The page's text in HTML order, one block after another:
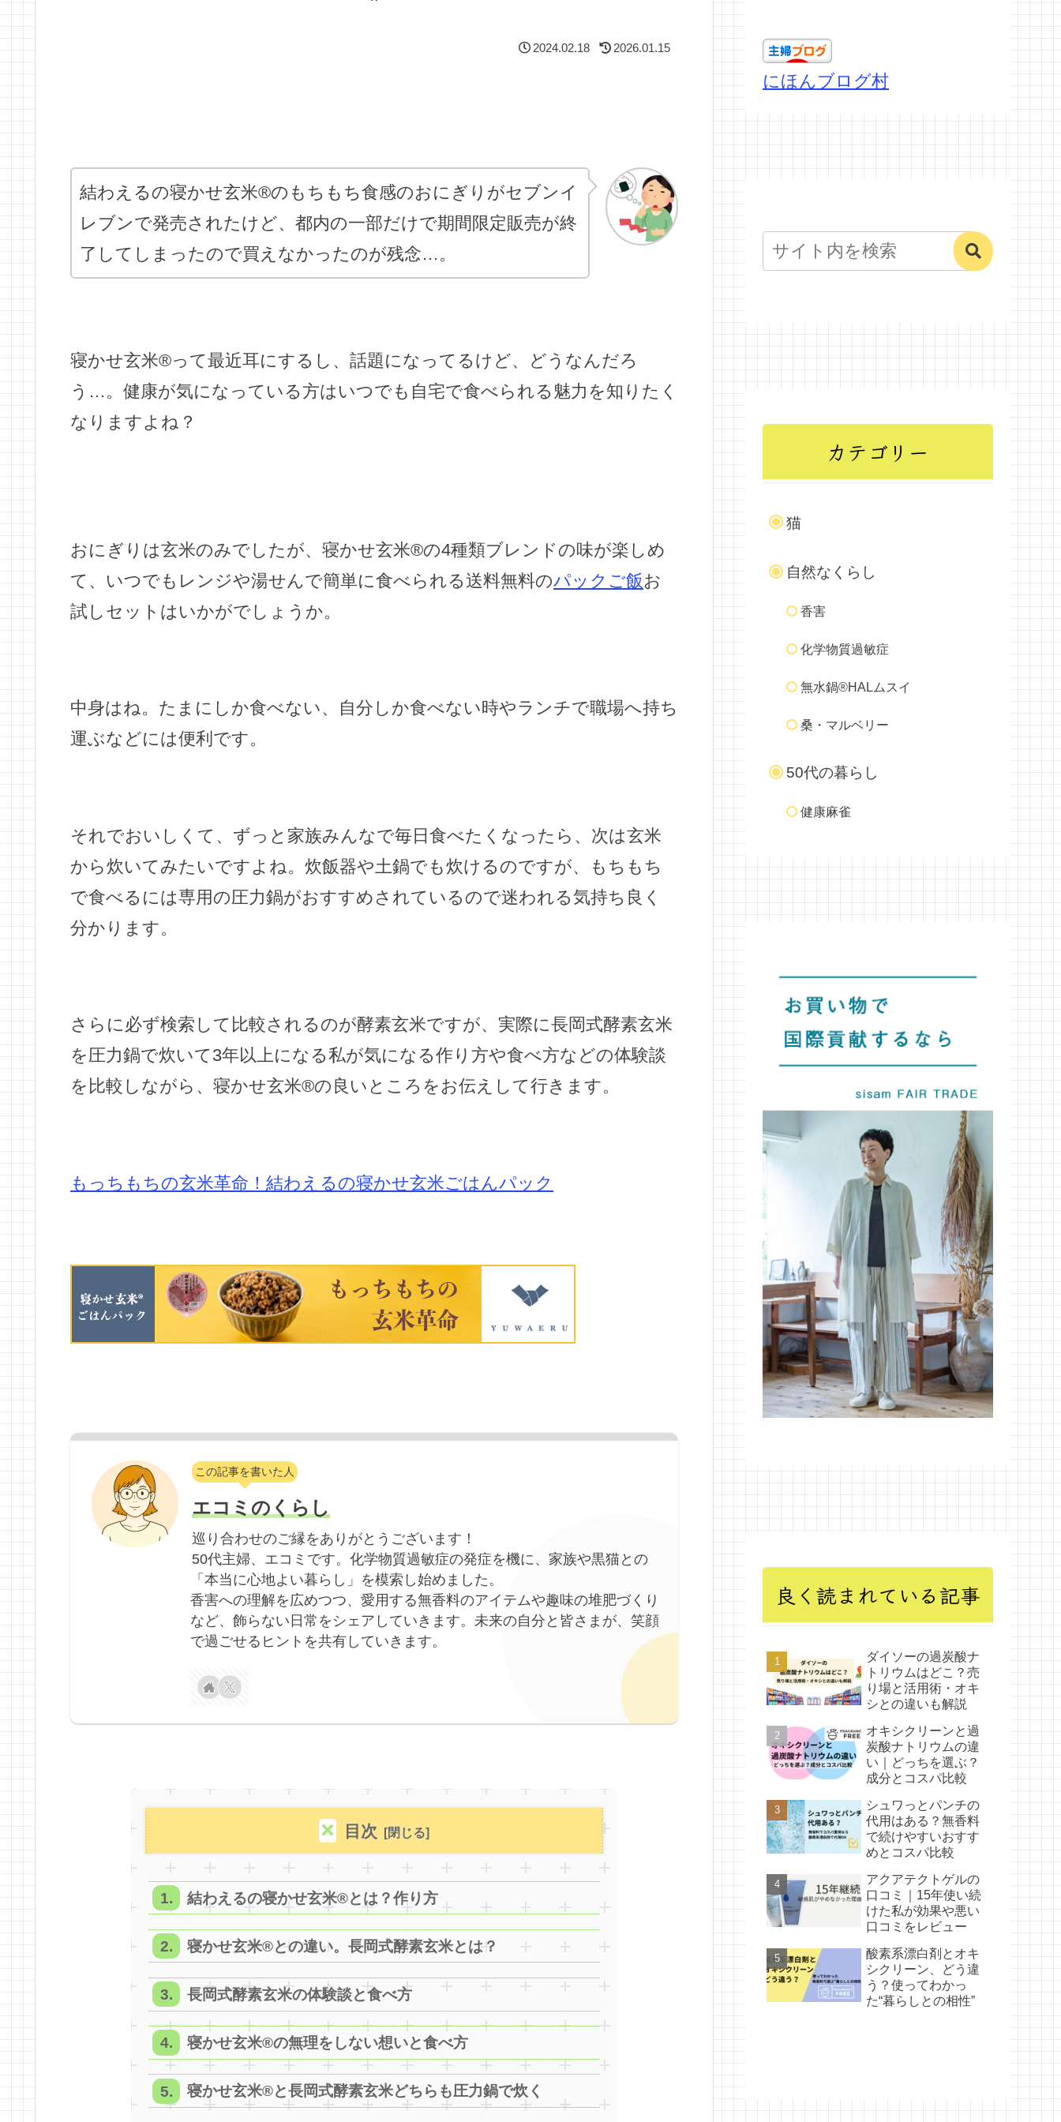
2024.02.18 2026.01.15
結わえるの寝かせ玄米®のもちもち食感のおにぎりがセブンイ
レブンで発売されたけど、都内の一部だけで期間限定販売が終
了してしまったので買えなかったのが残念…。
寝かせ玄米®って最近耳にするし、話題になってるけど、どうなんだろ
う…。健康が気になっている方はいつでも自宅で食べられる魅力を知りたく
なりますよね？
おにぎりは玄米のみでしたが、寝かせ玄米®の4種類ブレンドの味が楽しめ
て、いつでもレンジや湯せんで簡単に食べられる送料無料のパックご飯お
試しセットはいかがでしょうか。
中身はね。たまにしか食べない、自分しか食べない時やランチで職場へ持ち
運ぶなどには便利です。
それでおいしくて、ずっと家族みんなで毎日食べたくなったら、次は玄米
から炊いてみたいですよね。炊飯器や土鍋でも炊けるのですが、もちもち
で食べるには専用の圧力鍋がおすすめされているので迷われる気持ち良く
分かります。
さらに必ず検索して比較されるのが酵素玄米ですが、実際に長岡式酵素玄米
を圧力鍋で炊いて3年以上になる私が気になる作り方や食べ方などの体験談
を比較しながら、寝かせ玄米®の良いところをお伝えして行きます。
もっちもちの玄米革命！結わえるの寝かせ玄米ごはんパック
この記事を書いた人
エコミのくらし
巡り合わせのご縁をありがとうございます！
50代主婦、エコミです。化学物質過敏症の発症を機に、家族や黒猫との
「本当に心地よい暮らし」を模索し始めました。
香害への理解を広めつつ、愛用する無香料のアイテムや趣味の堆肥づくり
など、飾らない日常をシェアしていきます。未来の自分と皆さまが、笑顔
で過ごせるヒントを共有していきます。
目次
結わえるの寝かせ玄米®とは？作り方
寝かせ玄米®との違い。長岡式酵素玄米とは？
長岡式酵素玄米の体験談と食べ方
寝かせ玄米®の無理をしない想いと食べ方
寝かせ玄米®と長岡式酵素玄米どちらも圧力鍋で炊く
にほんブログ村
カテゴリー
猫
自然なくらし
香害
化学物質過敏症
無水鍋®HALムスイ
桑・マルベリー
50代の暮らし
健康麻雀
良く読まれている記事
ダイソーの過炭酸ナ
トリウムはどこ？売
り場と活用術・オキ
シとの違いも解説
オキシクリーンと過
炭酸ナトリウムの違
い｜どっちを選ぶ？
成分とコスパ比較
シュワっとパンチの
代用はある？無香料
で続けやすいおすす
めとコスパ比較
アクアテクトゲルの
口コミ｜15年使い続
けた私が効果や悪い
口コミをレビュー
酸素系漂白剤とオキ
シクリーン、どう違
う？使ってわかっ
た“暮らしとの相性”